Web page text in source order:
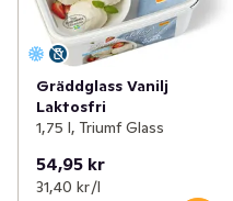
Gräddglass Vanilj
Laktosfri
1,75 l, Triumf Glass
54,95 kr
31,40 kr /l